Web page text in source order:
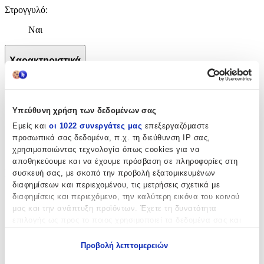
Υπεύθυνη χρήση των δεδομένων σας
Εμείς και οι 1022 συνεργάτες μας επεξεργαζόμαστε
προσωπικά σας δεδομένα, π.χ. τη διεύθυνση IP σας,
χρησιμοποιώντας τεχνολογία όπως cookies για να
αποθηκεύουμε και να έχουμε πρόσβαση σε πληροφορίες στη
συσκευή σας, με σκοπό την προβολή εξατομικευμένων
διαφημίσεων και περιεχομένου, τις μετρήσεις σχετικά με
διαφημίσεις και περιεχόμενο, την καλύτερη εικόνα του κοινού
μας και την ανάπτυξη προϊόντων. Έχετε τη δυνατότητα
Προβολή λεπτομερειών
Στρογγυλό:
Ναι
Χαρακτηριστικά
Χαρακτηριστικά
Κατασκευαστής:
Manon Des Pres
Βασικά Χαρακτηριστικά
Ποιότητα:
Μάλλινο